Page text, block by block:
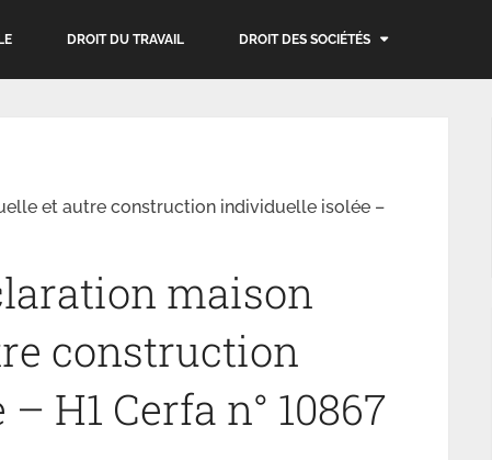
DROIT DU TRAVAIL DROIT DES SOCIÉTÉS
et autre construction individuelle isolée –
maison
construction
H1 Cerfa n° 10867